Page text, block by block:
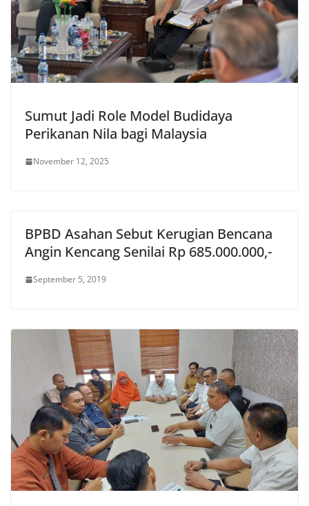
Sumut Jadi Role Model Budidaya
Perikanan Nila bagi Malaysia
November 12, 2025
BPBD Asahan Sebut Kerugian Bencana
Angin Kencang Senilai Rp 685.000.000,-
September 5, 2019